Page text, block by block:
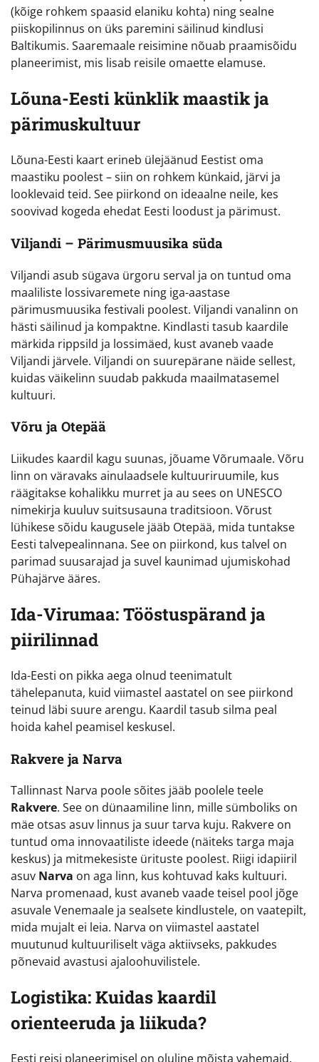
(kõige rohkem spaasid elaniku kohta) ning sealne
piiskopilinnus on üks paremini säilinud kindlusi
Baltikumis. Saaremaale reisimine nõuab praamisõidu
planeerimist, mis lisab reisile omaette elamuse.
Lõuna-Eesti künklik maastik ja
pärimuskultuur
Lõuna-Eesti kaart erineb ülejäänud Eestist oma
maastiku poolest – siin on rohkem künkaid, järvi ja
looklevaid teid. See piirkond on ideaalne neile, kes
soovivad kogeda ehedat Eesti loodust ja pärimust.
Viljandi – Pärimusmuusika süda
Viljandi asub sügava ürgoru serval ja on tuntud oma
maaliliste lossivaremete ning iga-aastase
pärimusmuusika festivali poolest. Viljandi vanalinn on
hästi säilinud ja kompaktne. Kindlasti tasub kaardile
märkida rippsild ja lossimäed, kust avaneb vaade
Viljandi järvele. Viljandi on suurepärane näide sellest,
kuidas väikelinn suudab pakkuda maailmatasemel
kultuuri.
Võru ja Otepää
Liikudes kaardil kagu suunas, jõuame Võrumaale. Võru
linn on väravaks ainulaadsele kultuuriruumile, kus
räägitakse kohalikku murret ja au sees on UNESCO
nimekirja kuuluv suitsusauna traditsioon. Võrust
lühikese sõidu kaugusele jääb Otepää, mida tuntakse
Eesti talvepealinnana. See on piirkond, kus talvel on
parimad suusarajad ja suvel kaunimad ujumiskohad
Pühajärve ääres.
Ida-Virumaa: Tööstuspärand ja
piirilinnad
Ida-Eesti on pikka aega olnud teenimatult
tähelepanuta, kuid viimastel aastatel on see piirkond
teinud läbi suure arengu. Kaardil tasub silma peal
hoida kahel peamisel keskusel.
Rakvere ja Narva
Tallinnast Narva poole sõites jääb poolele teele
Rakvere. See on dünaamiline linn, mille sümboliks on
mäe otsas asuv linnus ja suur tarva kuju. Rakvere on
tuntud oma innovaatiliste ideede (näiteks targa maja
keskus) ja mitmekesiste ürituste poolest. Riigi idapiiril
asuv Narva on aga linn, kus kohtuvad kaks kultuuri.
Narva promenaad, kust avaneb vaade teisel pool jõge
asuvale Venemaale ja sealsete kindlustele, on vaatepilt,
mida mujalt ei leia. Narva on viimastel aastatel
muutunud kultuuriliselt väga aktiivseks, pakkudes
põnevaid avastusi ajaloohuvilistele.
Logistika: Kuidas kaardil
orienteeruda ja liikuda?
Eesti reisi planeerimisel on oluline mõista vahemaid.